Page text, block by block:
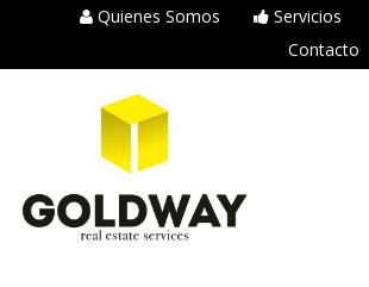
Quienes Somos Servicios
Contacto